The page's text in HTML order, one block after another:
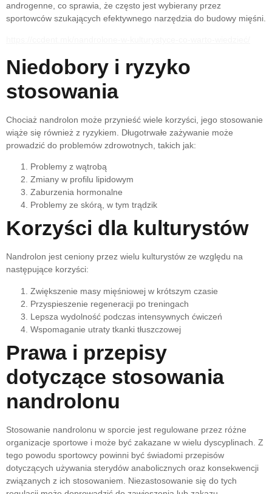
androgenne, co sprawia, że często jest wybierany przez
sportowców szukających efektywnego narzędzia do budowy mięśni.
Niedobory i ryzyko
stosowania
Chociaż nandrolon może przynieść wiele korzyści, jego stosowanie
wiąże się również z ryzykiem. Długotrwałe zażywanie może
prowadzić do problemów zdrowotnych, takich jak:
Problemy z wątrobą
Zmiany w profilu lipidowym
Zaburzenia hormonalne
Problemy ze skórą, w tym trądzik
Korzyści dla kulturystów
Nandrolon jest ceniony przez wielu kulturystów ze względu na
następujące korzyści:
Zwiększenie masy mięśniowej w krótszym czasie
Przyspieszenie regeneracji po treningach
Lepsza wydolność podczas intensywnych ćwiczeń
Wspomaganie utraty tkanki tłuszczowej
Prawa i przepisy
dotyczące stosowania
nandrolonu
Stosowanie nandrolonu w sporcie jest regulowane przez różne
organizacje sportowe i może być zakazane w wielu dyscyplinach. Z
tego powodu sportowcy powinni być świadomi przepisów
dotyczących używania sterydów anabolicznych oraz konsekwencji
związanych z ich stosowaniem. Niezastosowanie się do tych